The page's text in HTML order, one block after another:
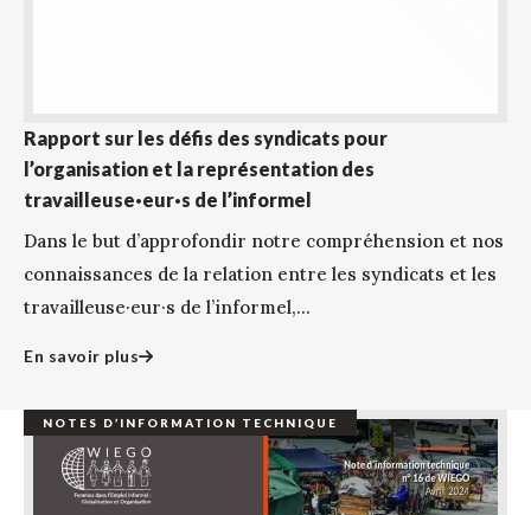
Rapport sur les défis des syndicats pour
l’organisation et la représentation des
travailleuse·eur·s de l’informel
Dans le but d’approfondir notre compréhension et nos
connaissances de la relation entre les syndicats et les
travailleuse·eur·s de l’informel,...
En savoir plus
NOTES D’INFORMATION TECHNIQUE